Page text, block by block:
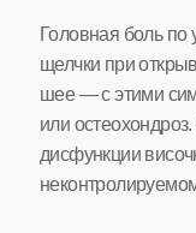
Головная боль по
щелчки при
шее — с этими
или
дисфункции